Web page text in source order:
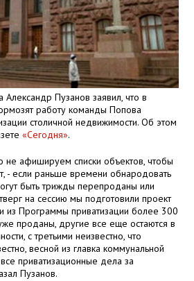
Александр Пузанов заявил, что в
работу команды Попова
столичной недвижимости. Об этом
«Сегодня».
афишируем списки объектов, чтобы
- если раньше времени обнародовать
быть трижды перепроданы или
на сессию мы подготовили проект
из Программы приватизации более 300
проданы, другие все еще остаются в
с третьими неизвестно, что
весной из главка коммунальной
приватизационные дела за
Пузанов.